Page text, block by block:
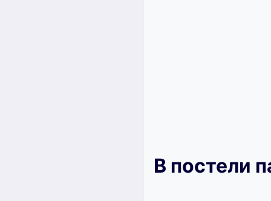
В постели